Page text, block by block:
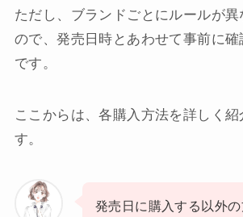
ただし、ブランドごとにルールが異
ので、発売日時とあわせて事前に確
です。
ここからは、各購入方法を詳しく紹
す。
発売日に購入する以外